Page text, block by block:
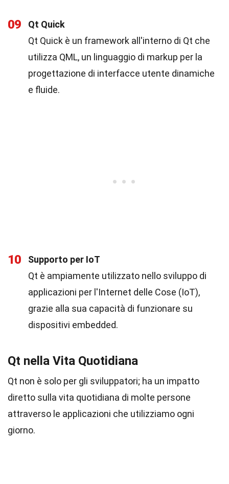
09
Qt Quick
Qt Quick è un framework all'interno di Qt che
utilizza QML, un linguaggio di markup per la
progettazione di interfacce utente dinamiche
e fluide.
10
Supporto per IoT
Qt è ampiamente utilizzato nello sviluppo di
applicazioni per l'Internet delle Cose (IoT),
grazie alla sua capacità di funzionare su
dispositivi embedded.
Qt nella Vita Quotidiana
Qt non è solo per gli sviluppatori; ha un impatto
diretto sulla vita quotidiana di molte persone
attraverso le applicazioni che utilizziamo ogni
giorno.